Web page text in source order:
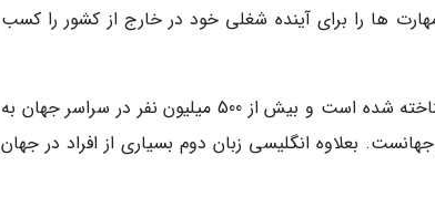
ها را برای آینده شغلی خود در خارج از کشور را کسب
زبان انگلیسی در بیشتر کشورهای جهان به عنوان زبان رسمی شناخته شده است و بیش از 500 میلیون نفر در سراسر جهان به
بعلاوه انگلیسی زبان دوم بسیاری از افراد در جهان